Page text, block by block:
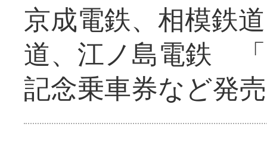
京成電鉄、相模鉄
道、江ノ島電鉄
記念乗車券など発売